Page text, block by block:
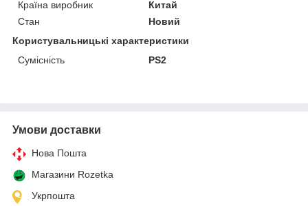
Країна виробник
Китай
Стан
Новий
Користувальницькі характеристики
Сумісність
PS2
Умови доставки
Нова Пошта
Магазини Rozetka
Укрпошта